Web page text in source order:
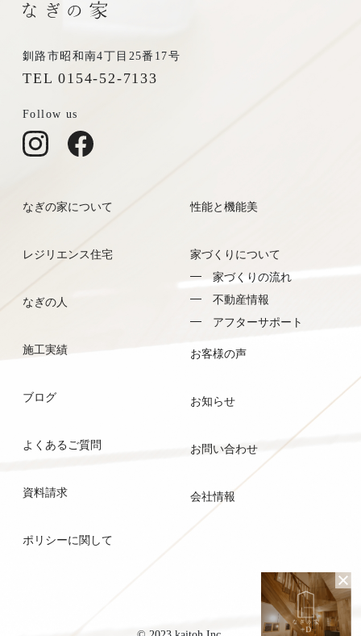
釧路市昭和南4丁目25番17号
TEL 0154-52-7133
Follow us
なぎの家について
レジリエンス住宅
なぎの人
施工実績
ブログ
よくあるご質問
資料請求
ポリシーに関して
性能と機能美
家づくりについて
家づくりの流れ
不動産情報
アフターサポート
お客様の声
お知らせ
お問い合わせ
会社情報